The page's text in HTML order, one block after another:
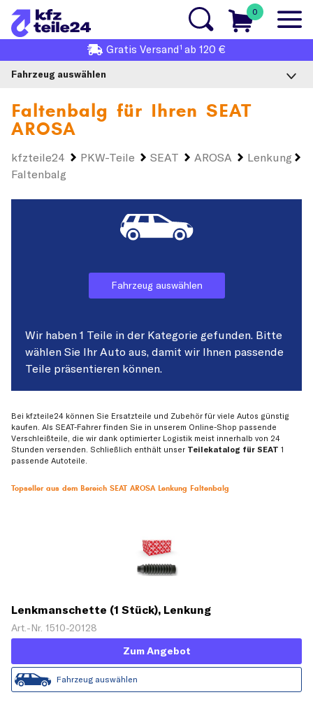
0
Gratis Versand1 ab 120 €
Fahrzeug auswählen
Faltenbalg für Ihren SEAT
AROSA
kfzteile24 PKW-Teile SEAT AROSA
Lenkung
Faltenbalg
Fahrzeug auswählen
Wir haben 1 Teile in der Kategorie gefunden. Bitte
wählen Sie Ihr Auto aus, damit wir Ihnen passende
Teile präsentieren können.
Bei kfzteile24 können Sie Ersatzteile und Zubehör für viele Autos günstig
kaufen. Als SEAT-Fahrer finden Sie in unserem Online-Shop passende
Verschleißteile, die wir dank optimierter Logistik meist innerhalb von 24
Stunden versenden. Schließlich enthält unser Teilekatalog für SEAT 1
passende Autoteile.
Topseller aus dem Bereich SEAT AROSA Lenkung Faltenbalg
Lenkmanschette (1 Stück), Lenkung
Art.-Nr. 1510-20128
Zum Angebot
Fahrzeug auswählen